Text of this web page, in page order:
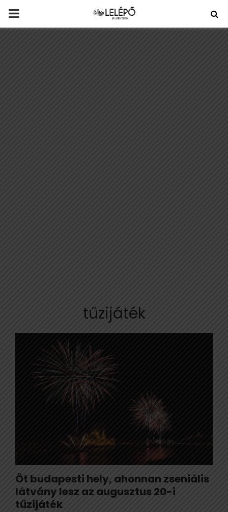
PRIMARY
tűzijáték
Öt budapesti hely, ahonnan zseniális
látvány lesz az augusztus 20-i
tűzijáték